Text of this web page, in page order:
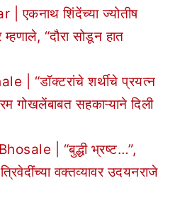
एकनाथ शिंदेंच्या ज्योतीष
“दौरा सोडून हात
| “डॉक्टरांचे शर्थीचे प्रयत्न
गोखलेंबाबत सहकाऱ्याने दिली
| “बुद्धी भ्रष्ट…”,
वक्तव्यावर उदयनराजे